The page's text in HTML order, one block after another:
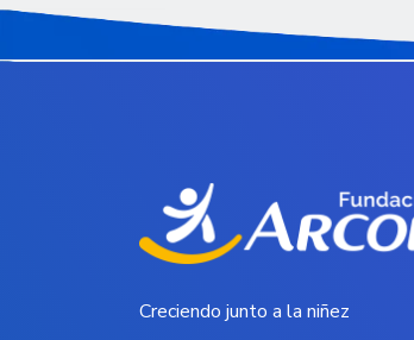
Creciendo junto a la niñez